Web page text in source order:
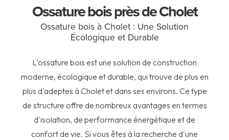
Ossature bois près de Cholet
Ossature bois à Cholet : Une Solution
Écologique et Durable
L'ossature bois est une solution de construction
moderne, écologique et durable, qui trouve de plus en
plus d'adeptes à Cholet et dans ses environs. Ce type
de structure offre de nombreux avantages en termes
d'isolation, de performance énergétique et de
confort de vie. Si vous êtes à la recherche d'une